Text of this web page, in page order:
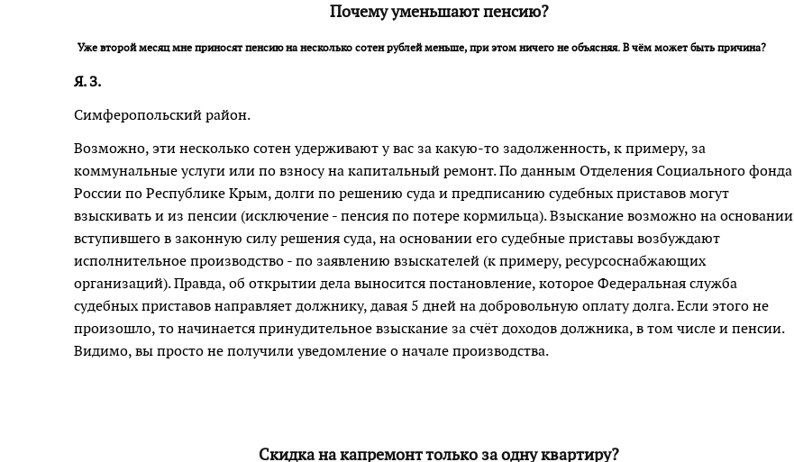
Почему уменьшают пенсию?
Уже второй месяц мне приносят пенсию на несколько сотен рублей меньше, при этом ничего не объясняя. В чём может быть причина?
Я. З.
Симферопольский район.
Возможно, эти несколько сотен удерживают у вас за какую-то задолженность, к примеру, за
коммунальные услуги или по взносу на капитальный ремонт. По данным Отделения Социального фонда
России по Республике Крым, долги по решению суда и предписанию судебных приставов могут
взыскивать и из пенсии (исключение - пенсия по потере кормильца). Взыскание возможно на основании
вступившего в законную силу решения суда, на основании его судебные приставы возбуждают
исполнительное производство - по заявлению взыскателей (к примеру, ресурсоснабжающих
организаций). Правда, об открытии дела выносится постановление, которое Федеральная служба
судебных приставов направляет должнику, давая 5 дней на добровольную оплату долга. Если этого не
произошло, то начинается принудительное взыскание за счёт доходов должника, в том числе и пенсии.
Видимо, вы просто не получили уведомление о начале производства.
Скидка на капремонт только за одну квартиру?